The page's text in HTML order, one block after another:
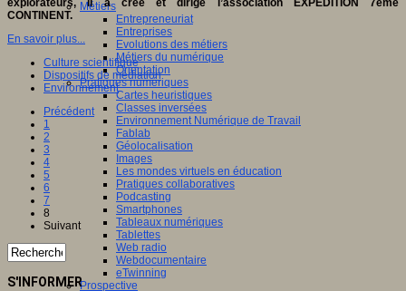
Métiers
Entrepreneuriat
Entreprises
Evolutions des métiers
Métiers du numérique
Orientation
Pratiques numériques
Cartes heuristiques
Classes inversées
Environnement Numérique de Travail
Fablab
Géolocalisation
Images
Les mondes virtuels en éducation
Pratiques collaboratives
Podcasting
Smartphones
Tableaux numériques
Tablettes
Web radio
Webdocumentaire
eTwinning
Prospective
explorateurs, il a créé et dirige l’association EXPEDITION 7ème
CONTINENT.
En savoir plus...
Culture scientifique
Dispositifs de médiation
Environnement
Précédent
1
2
3
4
5
6
7
8
Suivant
S'INFORMER